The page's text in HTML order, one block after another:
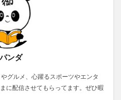
ンダ
グルメ、心躍るスポーツやエンタ
に配信させてもらってます。ぜひ暇